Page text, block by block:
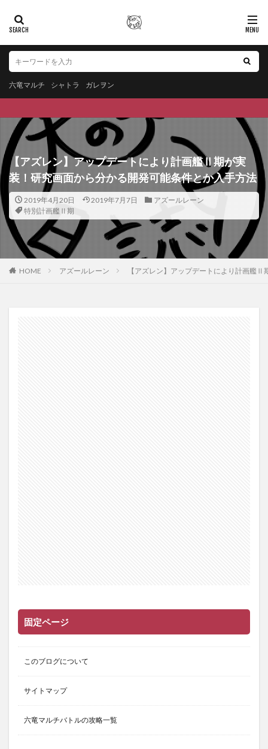
六竜マルチ シャトラ ガレヲン
【アズレン】アップデートにより計画艦Ⅱ期が実
装！研究画面から分かる開発可能条件とか入手方法
2019年4月20日 2019年7月7日
アズールレーン
特別計画艦Ⅱ期
HOME アズールレーン 【アズレン】アップデートにより計画艦
固定ページ
このブログについて
サイトマップ
六竜マルチバトルの攻略一覧